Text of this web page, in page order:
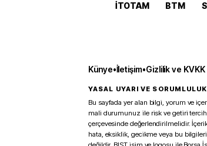
İTOTAM BTM
Künye•İletişim•Gizlilik ve KVKK
YASAL UYARI VE
Bu sayfada yer alan bilgi, yorum ve
mali durumunuz ile risk ve getiri
çerçevesinde değerlendirilmelidir.
hata, eksiklik, gecikme veya bu